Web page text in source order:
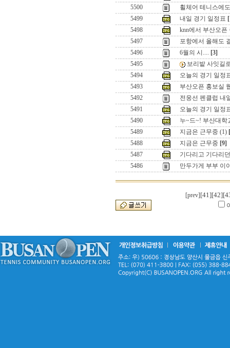
5500
휠체어 테니스에
5499
내일 경기 일정표
5498
knn에서 부산오픈
5497
포항에서 올해도
5496
6월의 시.... [3]
5495
보리밭 사잇길
5494
오늘의 경기 일정
5493
부산오픈 홍보실
5492
전웅선 펜클럽 내
5491
오늘의 경기 일정
5490
누~드~! 부산대학
5489
지금은 근무중 (1)
5488
지금은 근무중 [9]
5487
기다리고 기다리
5486
만두가게 부부 이
[prev] [41][42]